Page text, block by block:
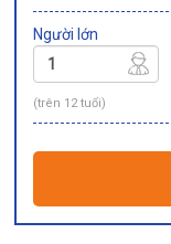
Người lớn
(trên 12 tuổi)